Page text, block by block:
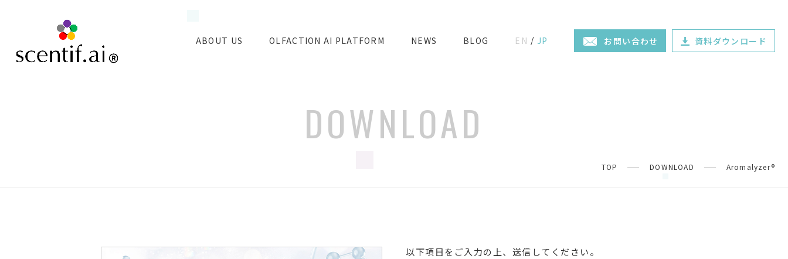
ABOUT US OLFACTION AI PLATFORM NEWS BLOG EN JP お問い合わせ 資料ダウンロード
DOWNLOAD
TOP DOWNLOAD Aromalyzer®
以下項目をご入力の上、送信してください。